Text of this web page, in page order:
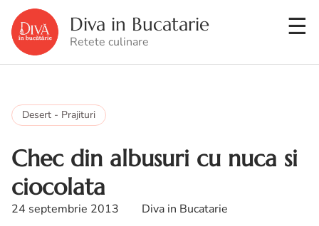
Diva in Bucatarie
Retete culinare
Desert - Prajituri
Chec din albusuri cu nuca si
ciocolata
24 septembrie 2013 Diva in Bucatarie